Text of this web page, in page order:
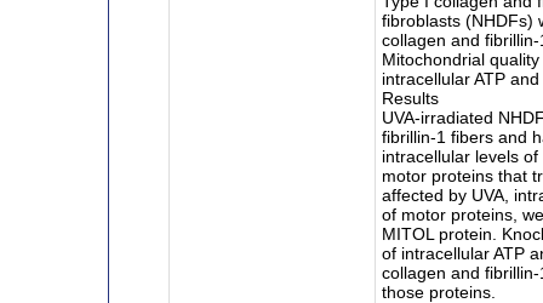
fibroblasts (NHDFs)
collagen and
Mitochondrial
intracellular ATP
Results
UVA-irradiated
fibrillin-1 fibers and
intracellular levels
motor proteins that
affected by UVA,
of motor proteins,
MITOL protein.
of intracellular ATP
collagen and
those proteins.